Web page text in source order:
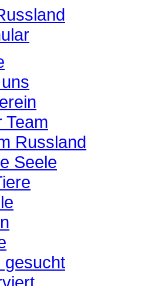
Team
Russland
Seele
gesucht